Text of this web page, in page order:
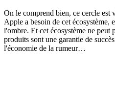
On le comprend bien, ce cercle
Apple a besoin de cet écosystème,
l'ombre. Et cet écosystème ne peut
produits sont une garantie de
l'économie de la rumeur…